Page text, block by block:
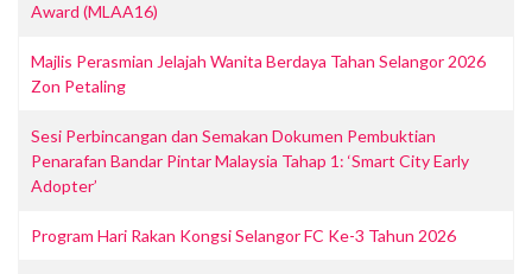
Award (MLAA16)
Majlis Perasmian Jelajah Wanita Berdaya Tahan Selangor 2026
Zon Petaling
Sesi Perbincangan dan Semakan Dokumen Pembuktian
Penarafan Bandar Pintar Malaysia Tahap 1: ‘Smart City Early
Adopter’
Program Hari Rakan Kongsi Selangor FC Ke-3 Tahun 2026